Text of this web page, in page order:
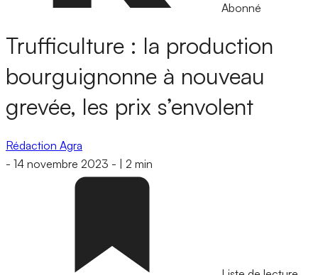
Abonné
Trufficulture : la production
bourguignonne à nouveau
grevée, les prix s’envolent
Rédaction Agra
- 14 novembre 2023 - 2 min